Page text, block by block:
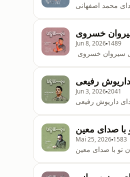
Jun 8, 2026 1489
سیروان خسروی
Jun 3, 20262041
داریوش رفیعی
Mai 25, 2026 1583